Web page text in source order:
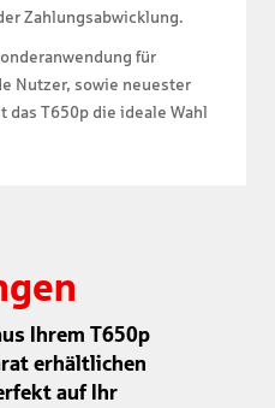
Zahlungsabwicklung.
für
Nutzer, sowie neuester
das T650p die ideale Wahl
Ihrem T650p
erhältlichen
auf Ihr